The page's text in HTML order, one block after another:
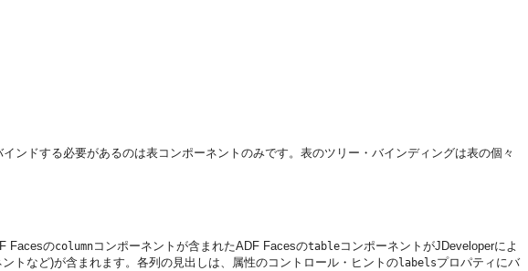
ドする必要があるのは表コンポーネントのみです。表のツリー・バインディングは表の個々
Facesのcolumnコンポーネントが含まれたADF FacesのtableコンポーネントがJDeveloperによ
ントなど)が含まれます。各列の見出しは、属性のコントロール・ヒントのlabelsプロパティにバ